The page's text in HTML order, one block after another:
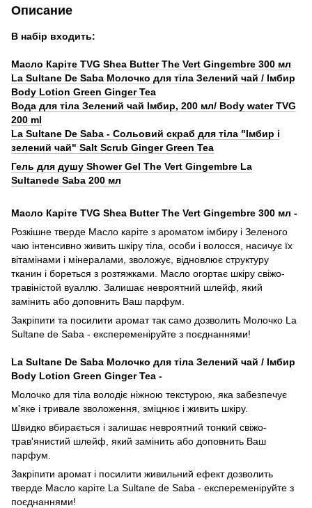
Описание
В набір входить:
Масло Каріте TVG Shea Butter The Vert Gingembre 300 мл
La Sultanе De Saba Молочко для тіла Зелений чай / Імбир
Body Lotion Green Ginger Tea
Вода для тіла Зелений чай Імбир, 200 мл/ Body water TVG
200 ml
La Sultane De Saba - Сольовий скраб для тіла "Імбир і
зелений чай" Salt Scrub Ginger Green Tea
Гель для душу Shower Gel The Vert Gingembre La
Sultanede Saba 200 мл
Масло Каріте TVG Shea Butter The Vert Gingembre 300 мл -
Розкішне тверде Масло каріте з ароматом імбиру і Зеленого
чаю інтенсивно живить шкіру тіла, особи і волосся, насичує їх
вітамінами і мінералами, зволожує, відновлює структуру
тканин і бореться з розтяжками. Масло огортає шкіру свіжо-
травіністой вуаллю. Залишає невроятний шлейф, який
замінить або доповнить Ваш парфум.
Закріпити та посилити аромат так само дозволить Молочко La
Sultane de Saba - експеременіруйте з поєднаннями!
La Sultanе De Saba Молочко для тіла Зелений чай / Імбир
Body Lotion Green Ginger Tea -
Молочко для тіла володіє ніжною текстурою, яка забезпечує
м'яке і тривале зволоження, зміцнює і живить шкіру.
Швидко вбирається і залишає невроятний тонкий свіжо-
трав'янистий шлейф, який замінить або доповнить Ваш
парфум.
Закріпити аромат і посилити живильний ефект дозволить
тверде Масло каріте La Sultane de Saba - експеременіруйте з
поєднаннями!